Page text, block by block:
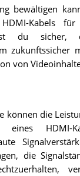
bewältigen
Kabels für
du
zukunftssicher
von
können die
eines HDMI-
die